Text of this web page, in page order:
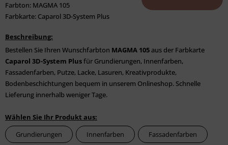
Farbton: MAGMA 105
Farbkarte: Caparol 3D-System Plus
Beschreibung:
Bestellen Sie Ihren Wunschfarbton MAGMA 105aus der Farbkarte
Caparol 3D-System Plusfür Grundierungen, Innenfarben,
Fassadenfarben, Putze, Lacke, Lasuren, Kreativprodukte,
Bodenbeschichtungen bequem in unserem Onlineshop. Schnelle
Lieferung innerhalb weniger Tage.
Wählen Sie Ihr Produkt aus:
Grundierungen
Innenfarben Fassadenfarben